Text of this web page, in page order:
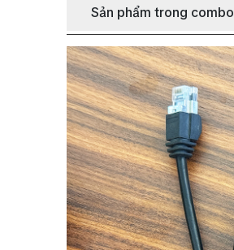
Sản phẩm trong combo